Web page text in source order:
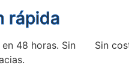
rápida
48 horas. Sin
Sin